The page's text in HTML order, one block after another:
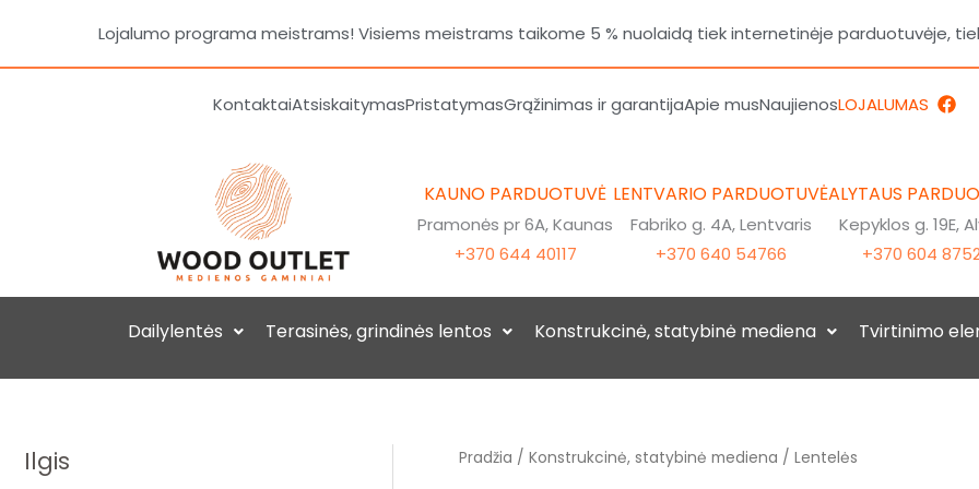
turinio
Lojalumo programa meistrams! Visiems meistrams taikome 5 % nuolaidą tiek internetinėje parduotuvėje,
KontaktaiAtsiskaitymasPristatymasGrąžinimas ir garantijaApie musNaujienosLOJALUMAS F
a
o
o
k
KAUNO PARDUOTUVĖ
Pramonės pr 6A, Kaunas
+370 644 40117
LENTVARIO PARDUOTUVĖ
Fabriko g. 4A, Lentvaris
+370 640 54766
ALYTAUS
Kepyklos g. 19E,
+370 604
Dailylentės Terasinės, grindinės lentos Konstrukcinė, statybinė mediena Tvirtinimo
Ilgis Pradžia / Konstrukcinė, statybinė mediena / Lentelės